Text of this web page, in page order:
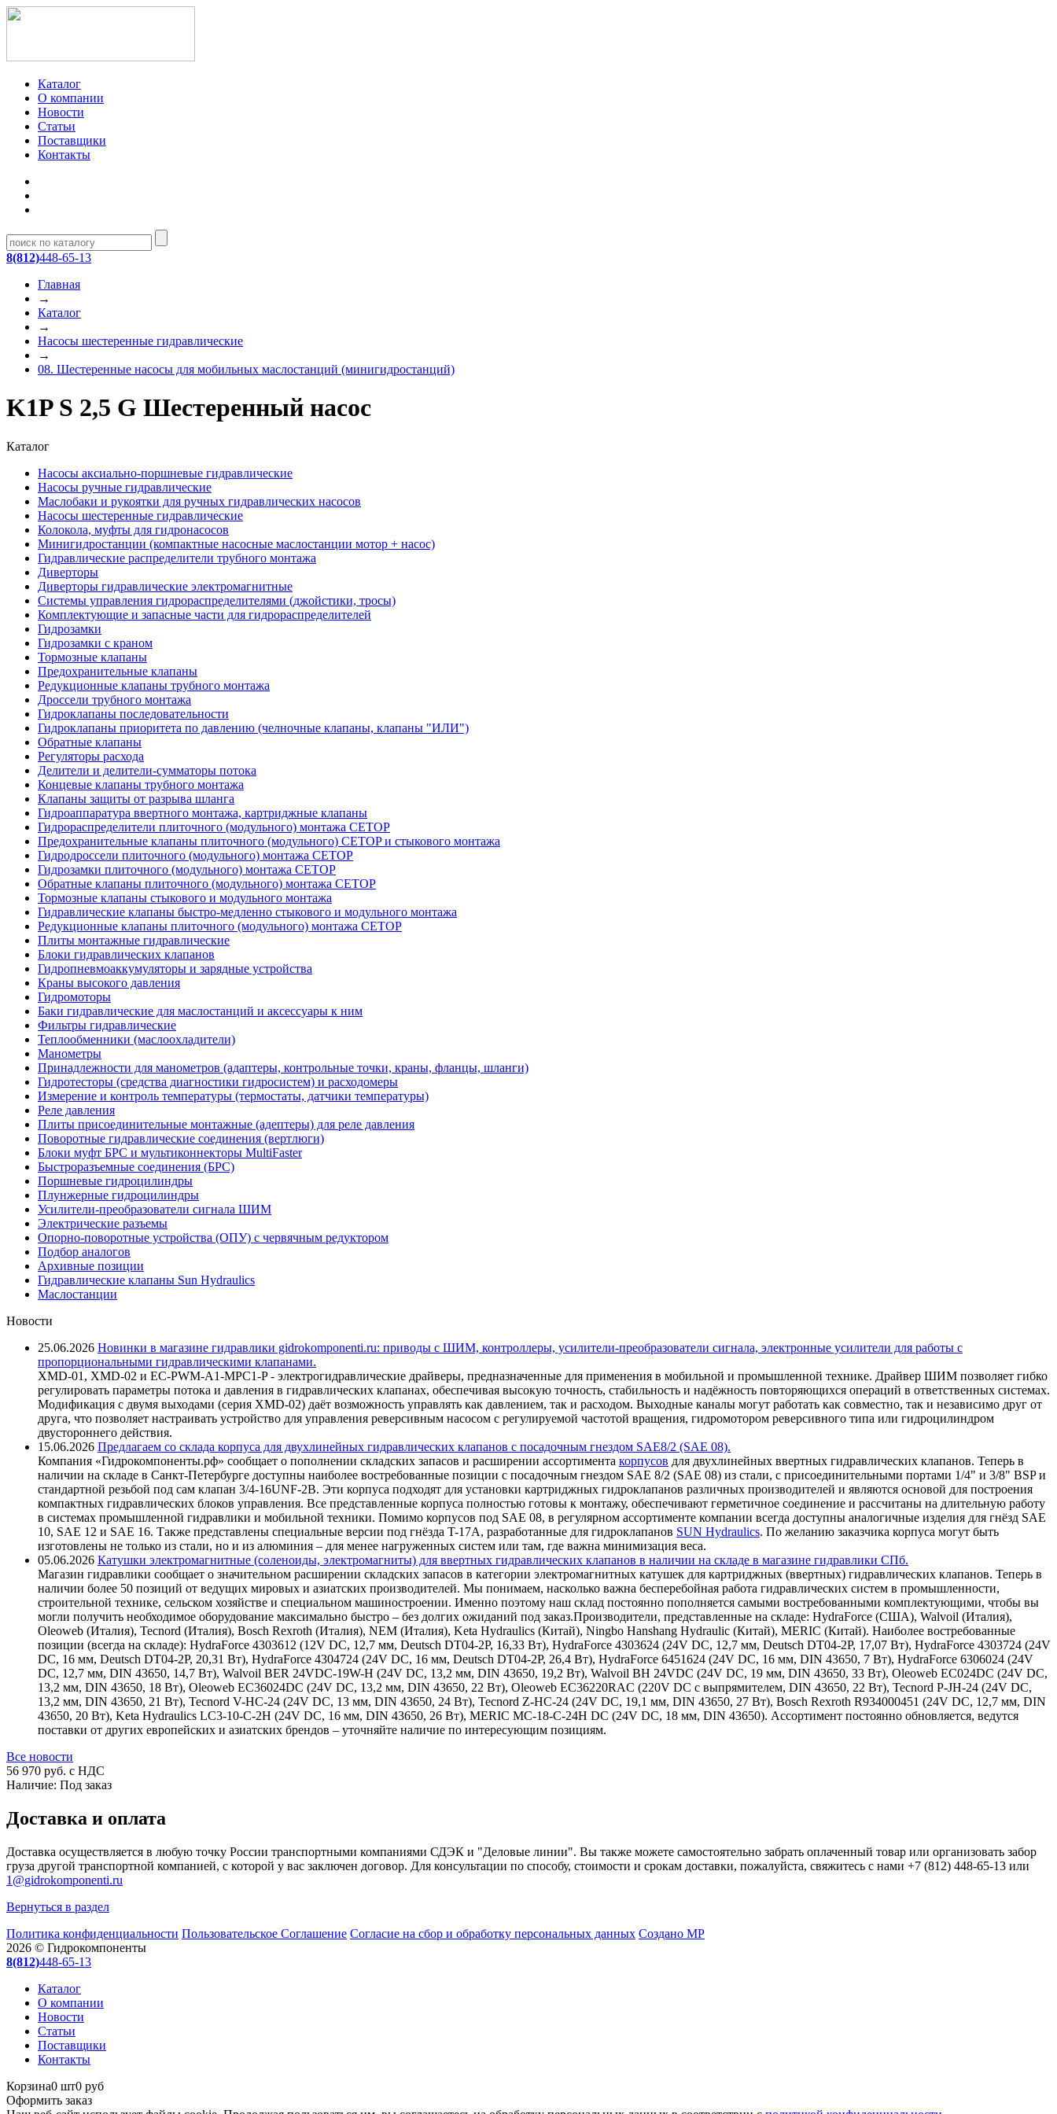
Каталог
О компании
Новости
Статьи
Поставщики
Контакты
8(812)448-65-13
Главная
→
Каталог
→
Насосы шестеренные гидравлические
→
08. Шестеренные насосы для мобильных маслостанций (минигидростанций)
K1P S 2,5 G Шестеренный насос
Каталог
Насосы аксиально-поршневые гидравлические
Насосы ручные гидравлические
Маслобаки и рукоятки для ручных гидравлических насосов
Насосы шестеренные гидравлические
Колокола, муфты для гидронасосов
Минигидростанции (компактные насосные маслостанции мотор + насос)
Гидравлические распределители трубного монтажа
Диверторы
Диверторы гидравлические электромагнитные
Системы управления гидрораспределителями (джойстики, тросы)
Комплектующие и запасные части для гидрораспределителей
Гидрозамки
Гидрозамки с краном
Тормозные клапаны
Предохранительные клапаны
Редукционные клапаны трубного монтажа
Дроссели трубного монтажа
Гидроклапаны последовательности
Гидроклапаны приоритета по давлению (челночные клапаны, клапаны "ИЛИ")
Обратные клапаны
Регуляторы расхода
Делители и делители-сумматоры потока
Концевые клапаны трубного монтажа
Клапаны защиты от разрыва шланга
Гидроаппаратура ввертного монтажа, картриджные клапаны
Гидрораспределители плиточного (модульного) монтажa CETOP
Предохранительные клапаны плиточного (модульного) CETOP и стыкового монтажа
Гидродроссели плиточного (модульного) монтажа CETOP
Гидрозамки плиточного (модульного) монтажа CETOP
Обратные клапаны плиточного (модульного) монтажа CETOP
Тормозные клапаны стыкового и модульного монтажа
Гидравлические клапаны быстро-медленно стыкового и модульного монтажа
Редукционные клапаны плиточного (модульного) монтажа CETOP
Плиты монтажные гидравлические
Блоки гидравлических клапанов
Гидропневмоаккумуляторы и зарядные устройства
Краны высокого давления
Гидромоторы
Баки гидравлические для маслостанций и аксессуары к ним
Фильтры гидравлические
Теплообменники (маслоохладители)
Манометры
Принадлежности для манометров (адаптеры, контрольные точки, краны, фланцы, шланги)
Гидротесторы (средства диагностики гидросистем) и расходомеры
Измерение и контроль температуры (термостаты, датчики температуры)
Реле давления
Плиты присоединительные монтажные (адептеры) для реле давления
Поворотные гидравлические соединения (вертлюги)
Блоки муфт БРС и мультиконнекторы MultiFaster
Быстроразъемные соединения (БРС)
Поршневые гидроцилиндры
Плунжерные гидроцилиндры
Усилители-преобразователи сигнала ШИМ
Электрические разъемы
Опорно-поворотные устройства (ОПУ) с червячным редуктором
Подбор аналогов
Архивные позиции
Гидравлические клапаны Sun Hydraulics
Маслостанции
Новости
25.06.2026 Новинки в магазине гидравлики gidrokomponenti.ru: приводы с ШИМ, контроллеры, усилители-преобразователи сигнала, электронные усилители для работы с
пропорциональными гидравлическими клапанами.
XMD-01, XMD-02 и EC-PWM-A1-MPC1-P - электрогидравлические драйверы, предназначенные для применения в мобильной и промышленной технике. Драйвер ШИМ позволяет гибко
регулировать параметры потока и давления в гидравлических клапанах, обеспечивая высокую точность, стабильность и надёжность повторяющихся операций в ответственных системах.
Модификация с двумя выходами (серия XMD-02) даёт возможность управлять как давлением, так и расходом. Выходные каналы могут работать как совместно, так и независимо друг от
друга, что позволяет настраивать устройство для управления реверсивным насосом с регулируемой частотой вращения, гидромотором реверсивного типа или гидроцилиндром
двустороннего действия.
15.06.2026 Предлагаем со склада корпуса для двухлинейных гидравлических клапанов с посадочным гнездом SAE8/2 (SAE 08).
Компания «Гидрокомпоненты.рф» сообщает о пополнении складских запасов и расширении ассортимента корпусов для двухлинейных ввертных гидравлических клапанов. Теперь в
наличии на складе в Санкт-Петербурге доступны наиболее востребованные позиции с посадочным гнездом SAE 8/2 (SAE 08) из стали, с присоединительными портами 1/4" и 3/8" BSP и
стандартной резьбой под сам клапан 3/4-16UNF-2B. Эти корпуса подходят для установки картриджных гидроклапанов различных производителей и являются основой для построения
компактных гидравлических блоков управления. Все представленные корпуса полностью готовы к монтажу, обеспечивают герметичное соединение и рассчитаны на длительную работу
в системах промышленной гидравлики и мобильной техники. Помимо корпусов под SAE 08, в регулярном ассортименте компании всегда доступны аналогичные изделия для гнёзд SAE
10, SAE 12 и SAE 16. Также представлены специальные версии под гнёзда T-17A, разработанные для гидроклапанов SUN Hydraulics. По желанию заказчика корпуса могут быть
изготовлены не только из стали, но и из алюминия – для менее нагруженных систем или там, где важна минимизация веса.
05.06.2026 Катушки электромагнитные (соленоиды, электромагниты) для ввертных гидравлических клапанов в наличии на складе в магазине гидравлики СПб.
Магазин гидравлики сообщает о значительном расширении складских запасов в категории электромагнитных катушек для картриджных (ввертных) гидравлических клапанов. Теперь в
наличии более 50 позиций от ведущих мировых и азиатских производителей. Мы понимаем, насколько важна бесперебойная работа гидравлических систем в промышленности,
строительной технике, сельском хозяйстве и специальном машиностроении. Именно поэтому наш склад постоянно пополняется самыми востребованными комплектующими, чтобы вы
могли получить необходимое оборудование максимально быстро – без долгих ожиданий под заказ.Производители, представленные на складе: HydraForce (США), Walvoil (Италия),
Oleoweb (Италия), Tecnord (Италия), Bosch Rexroth (Италия), NEM (Италия), Keta Hydraulics (Китай), Ningbo Hanshang Hydraulic (Китай), MERIC (Китай). Наиболее востребованные
позиции (всегда на складе): HydraForce 4303612 (12V DC, 12,7 мм, Deutsch DT04-2P, 16,33 Вт), HydraForce 4303624 (24V DC, 12,7 мм, Deutsch DT04-2P, 17,07 Вт), HydraForce 4303724 (24V
DC, 16 мм, Deutsch DT04-2P, 20,31 Вт), HydraForce 4304724 (24V DC, 16 мм, Deutsch DT04-2P, 26,4 Вт), HydraForce 6451624 (24V DC, 16 мм, DIN 43650, 7 Вт), HydraForce 6306024 (24V
DC, 12,7 мм, DIN 43650, 14,7 Вт), Walvoil BER 24VDC-19W-H (24V DC, 13,2 мм, DIN 43650, 19,2 Вт), Walvoil BH 24VDC (24V DC, 19 мм, DIN 43650, 33 Вт), Oleoweb EC024DC (24V DC,
13,2 мм, DIN 43650, 18 Вт), Oleoweb EC36024DC (24V DC, 13,2 мм, DIN 43650, 22 Вт), Oleoweb EC36220RAC (220V DC с выпрямителем, DIN 43650, 22 Вт), Tecnord P-JH-24 (24V DC,
13,2 мм, DIN 43650, 21 Вт), Tecnord V-HC-24 (24V DC, 13 мм, DIN 43650, 24 Вт), Tecnord Z-HC-24 (24V DC, 19,1 мм, DIN 43650, 27 Вт), Bosch Rexroth R934000451 (24V DC, 12,7 мм, DIN
43650, 20 Вт), Keta Hydraulics LC3-10-C-2H (24V DC, 16 мм, DIN 43650, 26 Вт), MERIC MC-18-C-24H DC (24V DC, 18 мм, DIN 43650). Ассортимент постоянно обновляется, ведутся
поставки от других европейских и азиатских брендов – уточняйте наличие по интересующим позициям.
Все новости
56 970 руб. с НДС
Наличие: Под заказ
Доставка и оплата
Доставка осуществляется в любую точку России транспортными компаниями СДЭК и "Деловые линии". Вы также можете самостоятельно забрать оплаченный товар или организовать забор
груза другой транспортной компанией, с которой у вас заключен договор. Для консультации по способу, стоимости и срокам доставки, пожалуйста, свяжитесь с нами +7 (812) 448-65-13 или
1@gidrokomponenti.ru
Вернуться в раздел
Политика конфиденциальности Пользовательское Соглашение Согласие на сбор и обработку персональных данных Создано МР
2026 © Гидрокомпоненты
8(812)448-65-13
Каталог
О компании
Новости
Статьи
Поставщики
Контакты
Корзина0 шт0 руб
Оформить заказ